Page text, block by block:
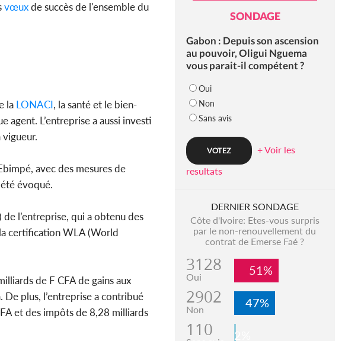
vœuxde succès de l'ensemble du
la LONACI, la santé et le bien-
agent. L’entreprise a aussi investi
avec des mesures de
évoqué.
l’entreprise, qui a obtenu des
certification WLA (World
de F CFA de gains aux
plus, l’entreprise a contribué
et des impôts de 8,28 milliards
SONDAGE
Gabon : Depuis son ascension
au pouvoir, Oligui Nguema
vous parait-il compétent ?
Oui
Non
Sans avis
+ Voir les
resultats
DERNIER SONDAGE
Côte d'Ivoire: Etes-vous surpris
par le non-renouvellement du
contrat de Emerse Faé ?
3128
Oui 51%
2902
Non 47%
110 2%